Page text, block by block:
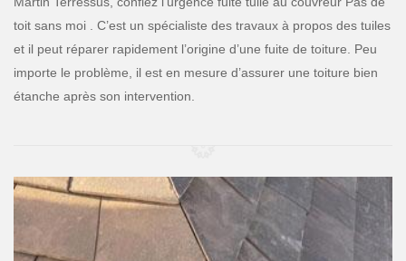
toit sans moi . C’est un spécialiste des travaux à propos des tuiles
et il peut réparer rapidement l’origine d’une fuite de toiture. Peu
importe le problème, il est en mesure d’assurer une toiture bien
étanche après son intervention.